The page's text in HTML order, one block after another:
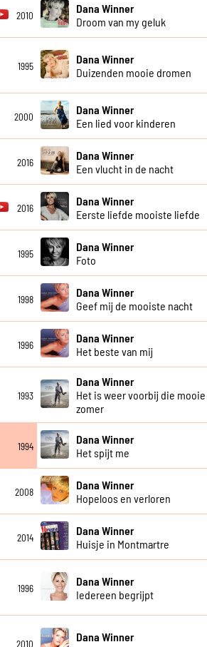
2010
Dana Winner
Droom van my geluk
1995
Dana Winner
Duizenden mooie dromen
2000
Dana Winner
Een lied voor kinderen
2016
Dana Winner
Een vlucht in de nacht
2016
Dana Winner
Eerste liefde mooiste liefde
1995
Dana Winner
Foto
1998
Dana Winner
Geef mij de mooiste nacht
1996
Dana Winner
Het beste van mij
1993
Dana Winner
Het is weer voorbij die mooie
zomer
1994
Dana Winner
Het spijt me
2008
Dana Winner
Hopeloos en verloren
2014
Dana Winner
Huisje in Montmartre
1996
Dana Winner
Iedereen begrijpt
2010
Dana Winner